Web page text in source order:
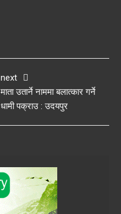
next
माता उतार्ने नाममा बलात्कार गर्ने
धामी पक्राउ : उदयपुर